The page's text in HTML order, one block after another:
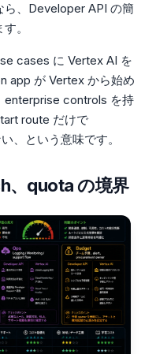
ら、Developer API の簡
。
cases に Vertex AI を
app が Vertex から始め
enterprise controls を持
route だけで
、という意味です。
、quota の境界